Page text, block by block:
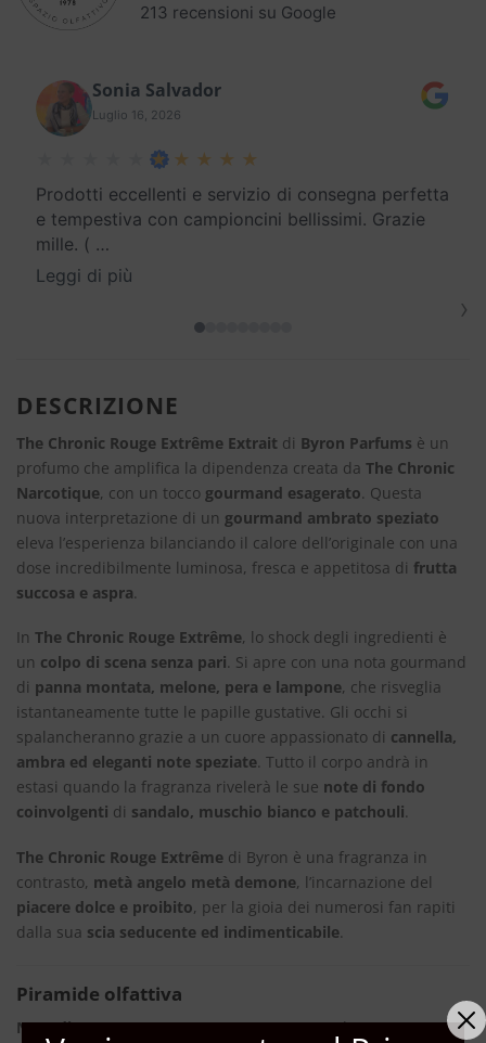
213 recensioni su Google
Sonia Salvador
Luglio 16, 2026
Prodotti eccellenti e servizio di consegna perfetta
e tempestiva con campioncini bellissimi. Grazie
mille. ( …
Leggi di più
›
DESCRIZIONE
The Chronic Rouge Extrême Extrait di Byron Parfums è un
profumo che amplifica la dipendenza creata da The Chronic
Narcotique, con un tocco gourmand esagerato. Questa
nuova interpretazione di un gourmand ambrato speziato
eleva l’esperienza bilanciando il calore dell’originale con una
dose incredibilmente luminosa, fresca e appetitosa di frutta
succosa e aspra.
In The Chronic Rouge Extrême, lo shock degli ingredienti è
un colpo di scena senza pari. Si apre con una nota gourmand
di panna montata, melone, pera e lampone, che risveglia
istantaneamente tutte le papille gustative. Gli occhi si
spalancheranno grazie a un cuore appassionato di cannella,
ambra ed eleganti note speziate. Tutto il corpo andrà in
estasi quando la fragranza rivelerà le sue note di fondo
coinvolgenti di sandalo, muschio bianco e patchouli.
The Chronic Rouge Extrême di Byron è una fragranza in
contrasto, metà angelo metà demone, l’incarnazione del
piacere dolce e proibito, per la gioia dei numerosi fan rapiti
dalla sua scia seducente ed indimenticabile.
Piramide olfattiva
Note di Testa:Lampone, Panna Montata, Melone, Pera